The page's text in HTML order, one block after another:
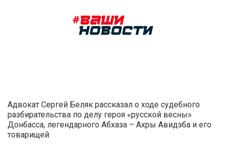
Адвокат Сергей Беляк рассказал о ходе судебного
разбирательства по делу героя «русской весны»
Донбасса, легендарного Абхаза – Ахры Авидзба и его
товарищей